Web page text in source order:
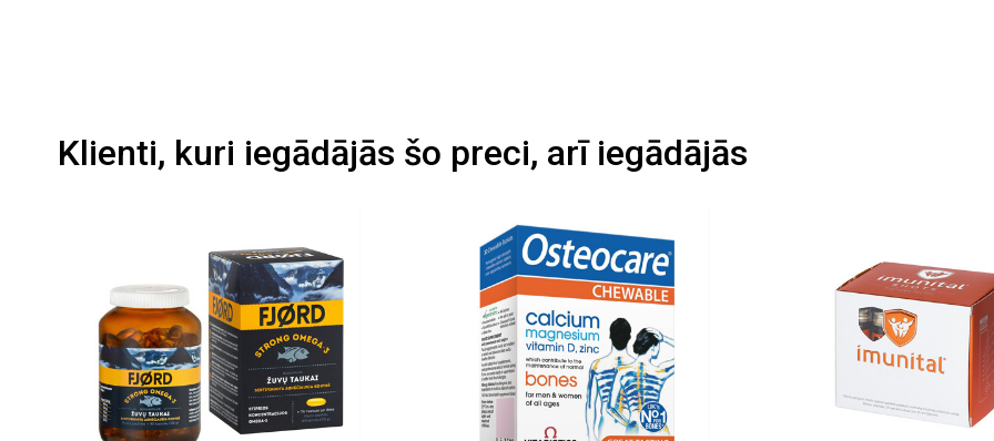
Klienti, kuri iegādājās šo preci, arī iegādājās